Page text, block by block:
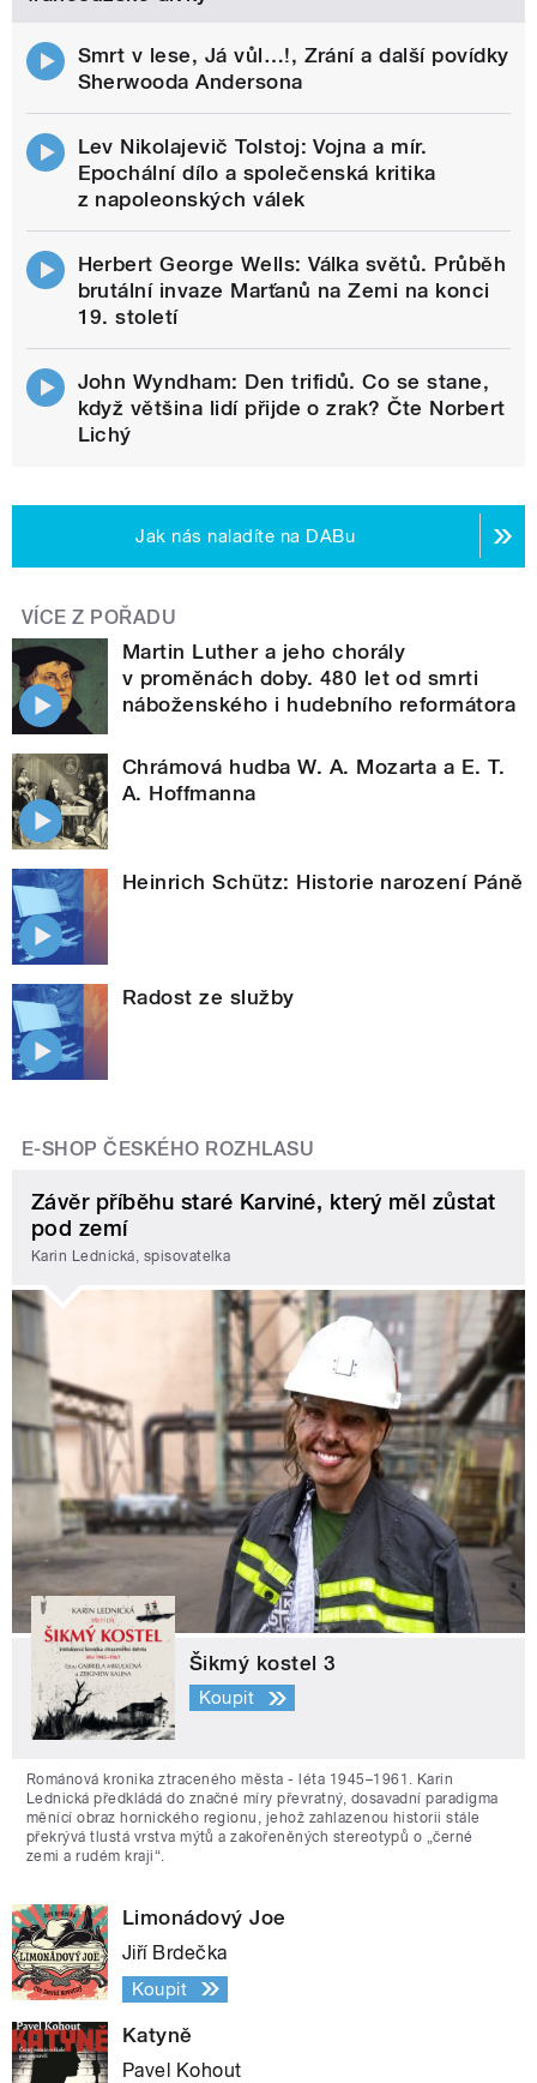
Smrt v lese, Já vůl…!, Zrání a další povídky
Sherwooda Andersona
Lev Nikolajevič Tolstoj: Vojna a mír.
Epochální dílo a společenská kritika
z napoleonských válek
Herbert George Wells: Válka světů. Průběh
brutální invaze Marťanů na Zemi na konci
19. století
John Wyndham: Den trifidů. Co se stane,
když většina lidí přijde o zrak? Čte Norbert
Lichý
Jak nás naladíte na DABu
VÍCE Z POŘADU
Martin Luther a jeho chorály
v proměnách doby. 480 let od smrti
náboženského i hudebního reformátora
Chrámová hudba W. A. Mozarta a E. T.
A. Hoffmanna
Heinrich Schütz: Historie narození Páně
Radost ze služby
E-SHOP ČESKÉHO ROZHLASU
Závěr příběhu staré Karviné, který měl zůstat
pod zemí
Karin Lednická, spisovatelka
Šikmý kostel 3
Koupit
Románová kronika ztraceného města - léta 1945–1961. Karin
Lednická předkládá do značné míry převratný, dosavadní paradigma
měnící obraz hornického regionu, jehož zahlazenou historii stále
překrývá tlustá vrstva mýtů a zakořeněných stereotypů o „černé
zemi a rudém kraji“.
Limonádový Joe
Jiří Brdečka
Koupit
Katyně
Pavel Kohout